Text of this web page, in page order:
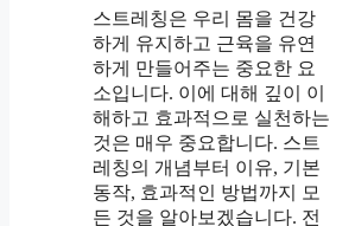
스트레칭은 우리 몸을 건강
하게 유지하고 근육을 유연
하게 만들어주는 중요한 요
소입니다. 이에 대해 깊이 이
해하고 효과적으로 실천하는
것은 매우 중요합니다. 스트
레칭의 개념부터 이유, 기본
동작, 효과적인 방법까지 모
든 것을 알아보겠습니다. 전